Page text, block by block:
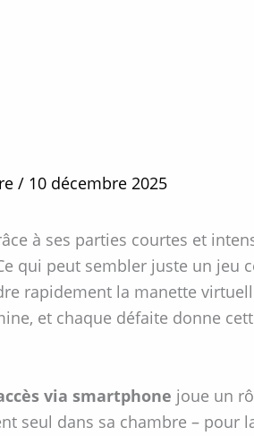
/ 10 décembre 2025
à ses parties courtes et
qui peut sembler juste un jeu
rapidement la manette
et chaque défaite donne
via smartphone joue un
seul dans sa chambre – pour